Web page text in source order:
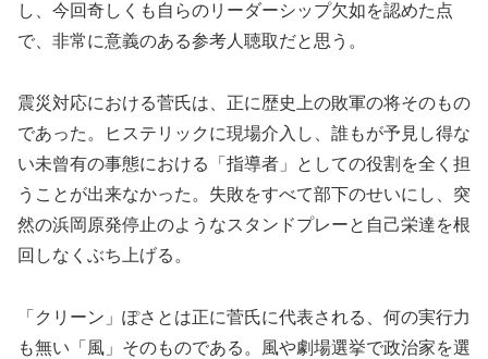
し、今回奇しくも自らのリーダーシップ欠如を認めた点
で、非常に意義のある参考人聴取だと思う。
震災対応における菅氏は、正に歴史上の敗軍の将そのもの
であった。ヒステリックに現場介入し、誰もが予見し得な
い未曾有の事態における「指導者」としての役割を全く担
うことが出来なかった。失敗をすべて部下のせいにし、突
然の浜岡原発停止のようなスタンドプレーと自己栄達を根
回しなくぶち上げる。
「クリーン」ぽさとは正に菅氏に代表される、何の実行力
も無い「風」そのものである。風や劇場選挙で政治家を選